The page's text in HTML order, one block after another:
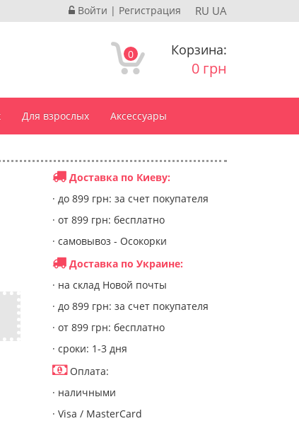
Войти | Регистрация RU UA
0 Корзина:
0 грн
Для взрослых Аксессуары
Доставка по Киеву:
· до 899 грн: за счет покупателя
· от 899 грн: бесплатно
· самовывоз - Осокорки
Доставка по Украине:
· на склад Новой почты
· до 899 грн: за счет покупателя
· от 899 грн: бесплатно
· сроки: 1-3 дня
Оплата:
· наличными
· Visa / MasterCard